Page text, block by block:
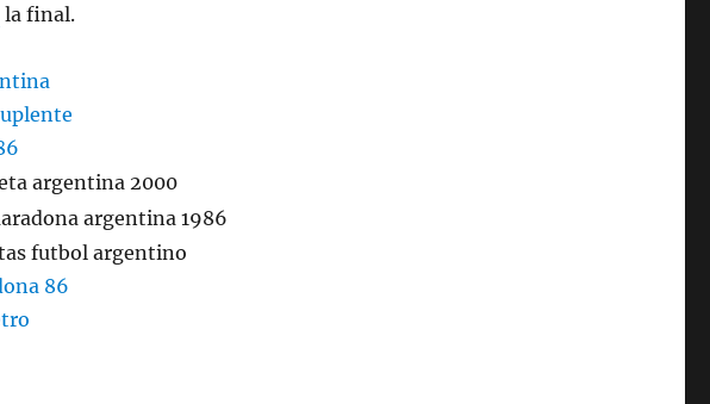
la final.